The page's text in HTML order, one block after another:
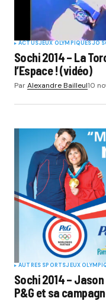
ACTUSJEUX OLYMPIQUESJO
Sochi 2014 – La
l’Espace ! (vidéo)
ParAlexandre Bailleul10
AUTRES SPORTSJEUX
Sochi 2014 –
P&G et sa